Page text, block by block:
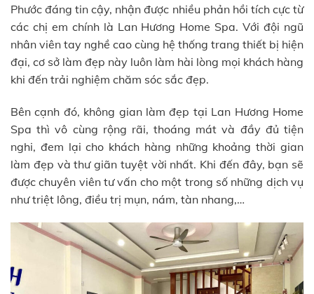
Phước đáng tin cậy, nhận được nhiều phản hồi tích cực từ
các chị em chính là Lan Hương Home Spa. Với đội ngũ
nhân viên tay nghề cao cùng hệ thống trang thiết bị hiện
đại, cơ sở làm đẹp này luôn làm hài lòng mọi khách hàng
khi đến trải nghiệm chăm sóc sắc đẹp.
Bên cạnh đó, không gian làm đẹp tại Lan Hương Home
Spa thì vô cùng rộng rãi, thoáng mát và đầy đủ tiện
nghi, đem lại cho khách hàng những khoảng thời gian
làm đẹp và thư giãn tuyệt vời nhất. Khi đến đây, bạn sẽ
được chuyên viên tư vấn cho một trong số những dịch vụ
như triệt lông, điều trị mụn, nám, tàn nhang,…